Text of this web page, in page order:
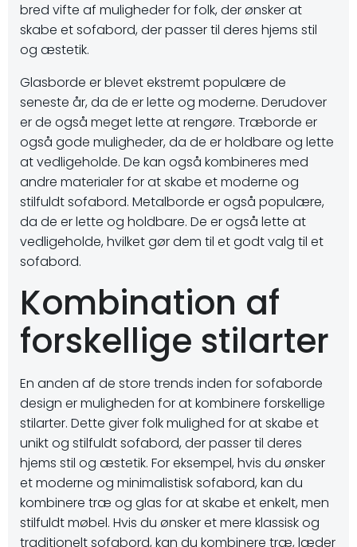
bred vifte af muligheder for folk, der ønsker at
skabe et sofabord, der passer til deres hjems stil
og æstetik.
Glasborde er blevet ekstremt populære de
seneste år, da de er lette og moderne. Derudover
er de også meget lette at rengøre. Træborde er
også gode muligheder, da de er holdbare og lette
at vedligeholde. De kan også kombineres med
andre materialer for at skabe et moderne og
stilfuldt sofabord. Metalborde er også populære,
da de er lette og holdbare. De er også lette at
vedligeholde, hvilket gør dem til et godt valg til et
sofabord.
Kombination af
forskellige stilarter
En anden af de store trends inden for sofaborde
design er muligheden for at kombinere forskellige
stilarter. Dette giver folk mulighed for at skabe et
unikt og stilfuldt sofabord, der passer til deres
hjems stil og æstetik. For eksempel, hvis du ønsker
et moderne og minimalistisk sofabord, kan du
kombinere træ og glas for at skabe et enkelt, men
stilfuldt møbel. Hvis du ønsker et mere klassisk og
traditionelt sofabord, kan du kombinere træ, læder